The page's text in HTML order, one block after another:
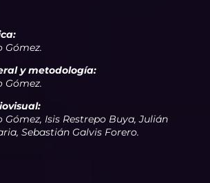
Gómez.
y metodología:
Gómez.
Isis Restrepo Buya, Julián
Sebastián Galvis Forero.